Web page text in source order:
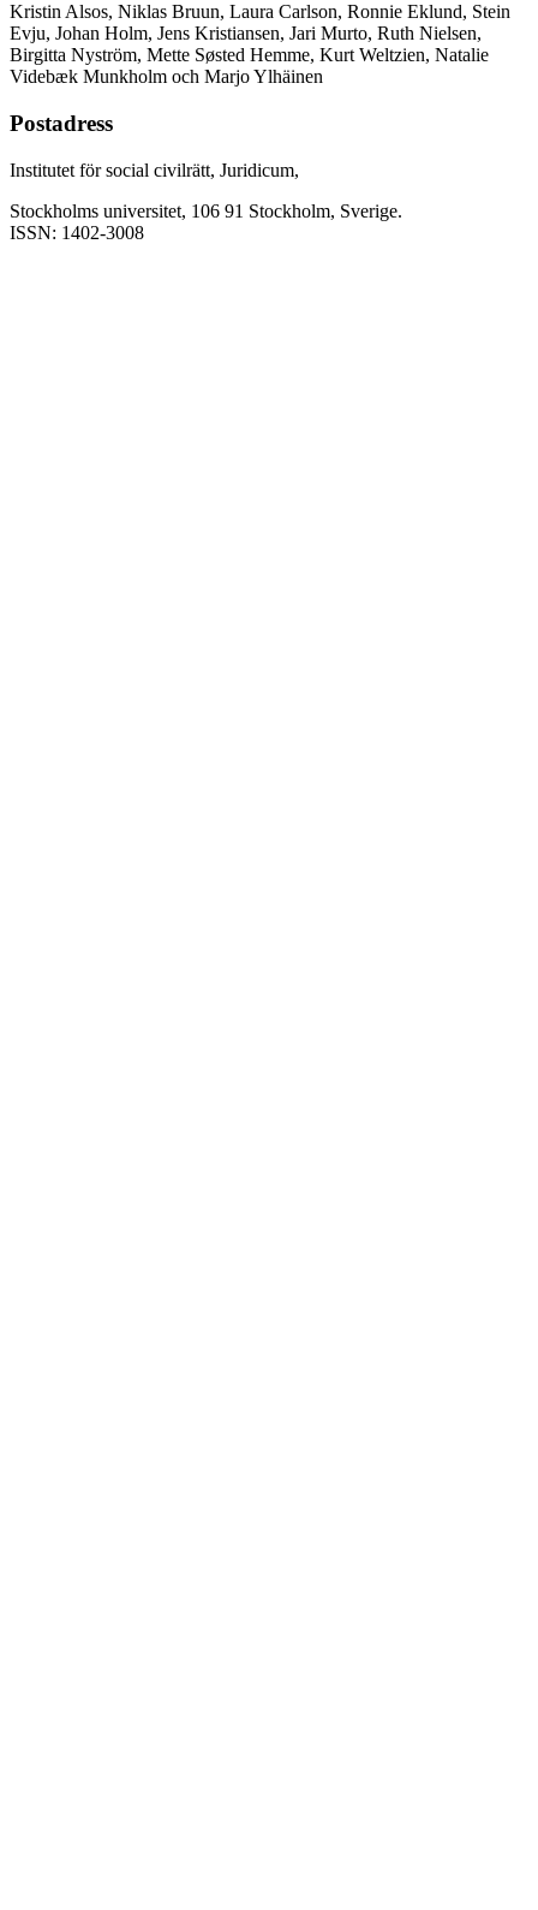
Kristin Alsos, Niklas Bruun, Laura Carlson, Ronnie Eklund, Stein
Evju, Johan Holm, Jens Kristiansen, Jari Murto, Ruth Nielsen,
Birgitta Nyström, Mette Søsted Hemme, Kurt Weltzien, Natalie
Videbæk Munkholm och Marjo Ylhäinen
Postadress
Institutet för social civilrätt, Juridicum,
Stockholms universitet, 106 91 Stockholm, Sverige.
ISSN: 1402-3008